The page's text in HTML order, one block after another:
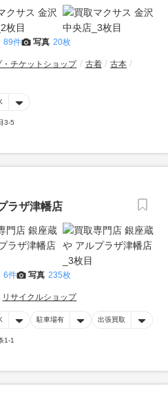
89件 写真 20枚
チケットショップ 古着
古本
3-5
ラザ津幡店
6件 写真 235枚
リサイクルショップ
駐車場有 出張買取
1-1